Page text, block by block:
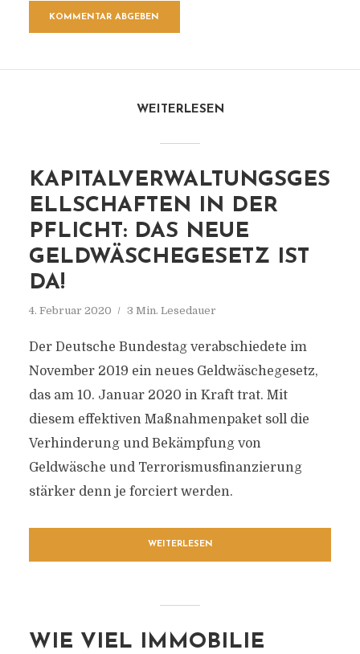
WEITERLESEN
KAPITALVERWALTUNGSGES
ELLSCHAFTEN IN DER
PFLICHT: DAS NEUE
GELDWÄSCHEGESETZ IST
DA!
4. Februar 2020 3 Min. Lesedauer
Der Deutsche Bundestag verabschiedete im
November 2019 ein neues Geldwäschegesetz,
das am 10. Januar 2020 in Kraft trat. Mit
diesem effektiven Maßnahmenpaket soll die
Verhinderung und Bekämpfung von
Geldwäsche und Terrorismusfinanzierung
stärker denn je forciert werden.
WEITERLESEN
WIE VIEL IMMOBILIE